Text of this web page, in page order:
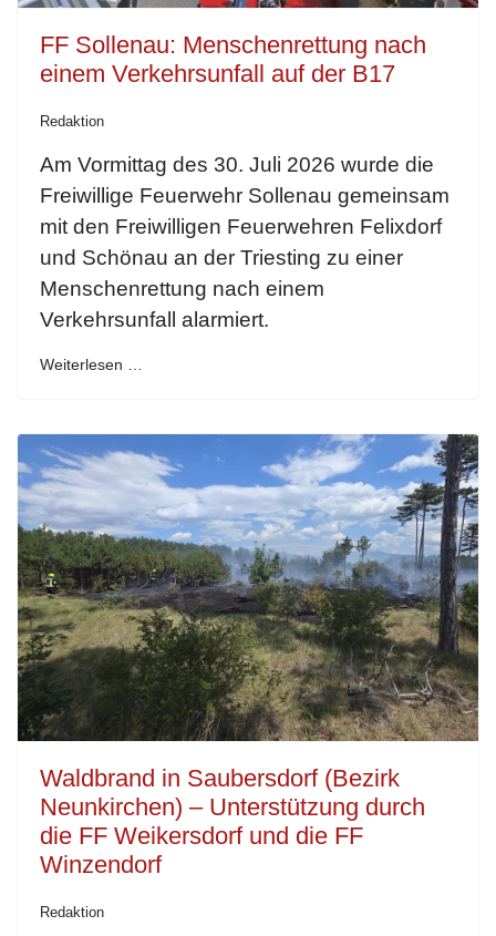
FF Sollenau: Menschenrettung nach
einem Verkehrsunfall auf der B17
Redaktion
Am Vormittag des 30. Juli 2026 wurde die
Freiwillige Feuerwehr Sollenau gemeinsam
mit den Freiwilligen Feuerwehren Felixdorf
und Schönau an der Triesting zu einer
Menschenrettung nach einem
Verkehrsunfall alarmiert.
Weiterlesen …
Waldbrand in Saubersdorf (Bezirk
Neunkirchen) – Unterstützung durch
die FF Weikersdorf und die FF
Winzendorf
Redaktion